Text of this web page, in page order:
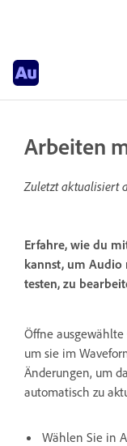
Arbeiten
Zuletzt aktualisiert
Erfahre, wie du
kannst, um Audio
testen, zu
Öffne ausgewählte
um sie im
Änderungen, um
automatisch zu
Wählen Sie in